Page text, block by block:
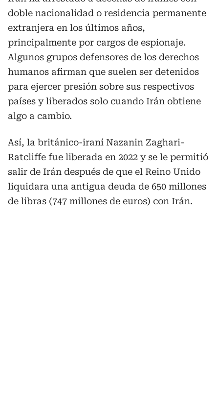
doble nacionalidad o residencia permanente
extranjera en los últimos años,
principalmente por cargos de espionaje.
Algunos grupos defensores de los derechos
humanos afirman que suelen ser detenidos
para ejercer presión sobre sus respectivos
países y liberados solo cuando Irán obtiene
algo a cambio.
Así, la británico-iraní Nazanin Zaghari-
Ratcliffe fue liberada en 2022 y se le permitió
salir de Irán después de que el Reino Unido
liquidara una antigua deuda de 650 millones
de libras (747 millones de euros) con Irán.